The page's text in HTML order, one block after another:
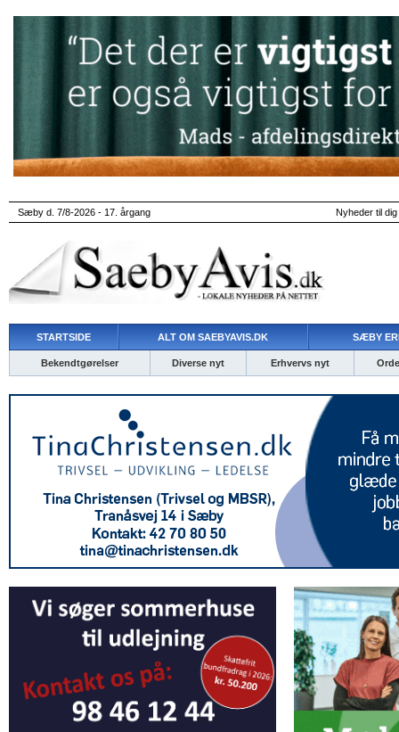
Sæby d. 7/8-2026 - 17. årgang Nyheder til
STARTSIDE ALT OM SAEBYAVIS.DK SÆBY
Bekendtgørelser Diverse nyt Erhvervs nyt